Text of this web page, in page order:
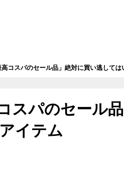
高コスパのセール品」絶対に買い逃しては
スパのセール
イテム